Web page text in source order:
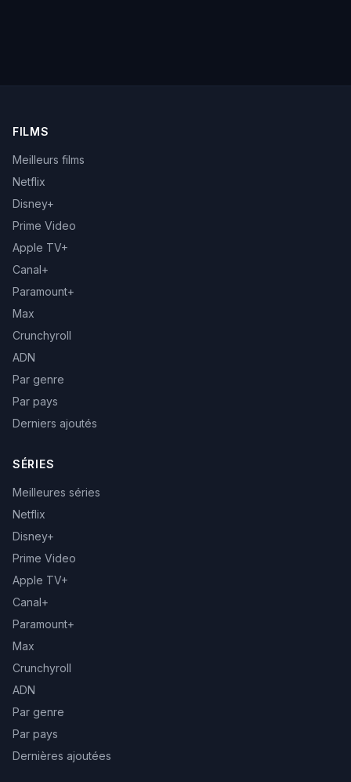
FILMS
Meilleurs films
Netflix
Disney+
Prime Video
Apple TV+
Canal+
Paramount+
Max
Crunchyroll
ADN
Par genre
Par pays
Derniers ajoutés
SÉRIES
Meilleures séries
Netflix
Disney+
Prime Video
Apple TV+
Canal+
Paramount+
Max
Crunchyroll
ADN
Par genre
Par pays
Dernières ajoutées